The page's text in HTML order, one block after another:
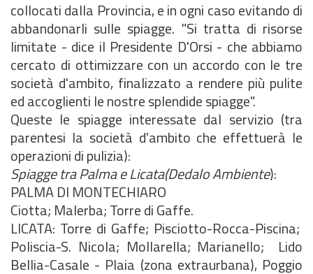
collocati dalla Provincia, e in ogni caso evitando di
abbandonarli sulle spiagge. "Si tratta di risorse
limitate - dice il Presidente D'Orsi - che abbiamo
cercato di ottimizzare con un accordo con le tre
società d'ambito, finalizzato a rendere più pulite
ed accoglienti le nostre splendide spiagge".
Queste le spiagge interessate dal servizio (tra
parentesi la società d'ambito che effettuerà le
operazioni di pulizia):
Spiagge tra Palma e Licata(Dedalo Ambiente):
PALMA DI MONTECHIARO
Ciotta; Malerba; Torre di Gaffe.
LICATA: Torre di Gaffe; Pisciotto-Rocca-Piscina;
Poliscia-S. Nicola; Mollarella; Marianello; Lido
Bellia-Casale - Plaia (zona extraurbana), Poggio